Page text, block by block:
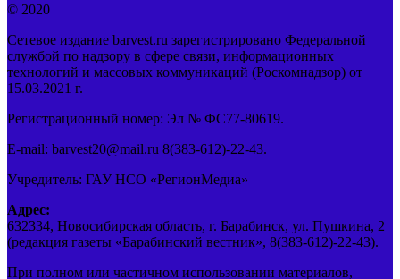
© 2020
Сетевое издание barvest.ru зарегистрировано Федеральной
службой по надзору в сфере связи, информационных
технологий и массовых коммуникаций (Роскомнадзор) от
15.03.2021 г.
Регистрационный номер: Эл № ФС77-80619.
E-mail: barvest20@mail.ru 8(383-612)-22-43.
Учредитель: ГАУ НСО «РегионМедиа»
Адрес:
632334, Новосибирская область, г. Барабинск, ул. Пушкина, 2
(редакция газеты «Барабинский вестник», 8(383-612)-22-43).
При полном или частичном использовании материалов,